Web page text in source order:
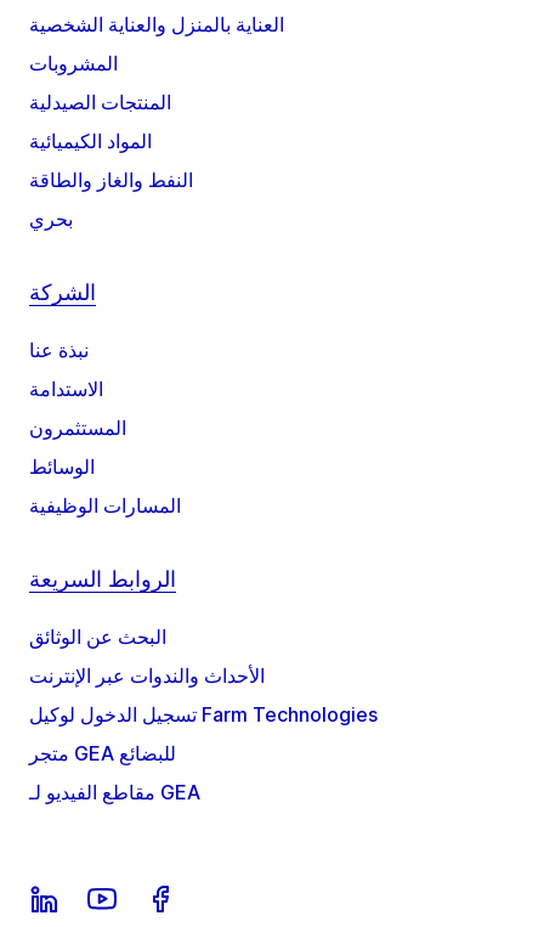
العناية بالمنزل والعناية الشخصية
المشروبات
المنتجات الصيدلية
المواد الكيميائية
النفط والغاز والطاقة
بحري
الشركة
نبذة عنا
الاستدامة
المستثمرون
الوسائط
المسارات الوظيفية
الروابط السريعة
البحث عن الوثائق
الأحداث والندوات عبر الإنترنت
تسجيل الدخول لوكيل Farm Technologies
متجر GEA للبضائع
مقاطع الفيديو لـ GEA